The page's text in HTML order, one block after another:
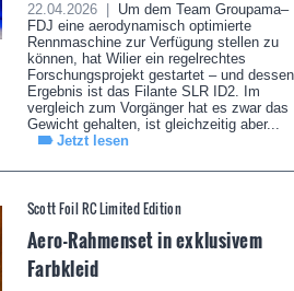
22.04.2026 |
Um dem Team Groupama–
FDJ eine aerodynamisch optimierte
Rennmaschine zur Verfügung stellen zu
können, hat Wilier ein regelrechtes
Forschungsprojekt gestartet – und dessen
Ergebnis ist das Filante SLR ID2. Im
vergleich zum Vorgänger hat es zwar das
Gewicht gehalten, ist gleichzeitig aber...
Jetzt lesen
Scott Foil RC Limited Edition
Aero-Rahmenset in exklusivem
Farbkleid